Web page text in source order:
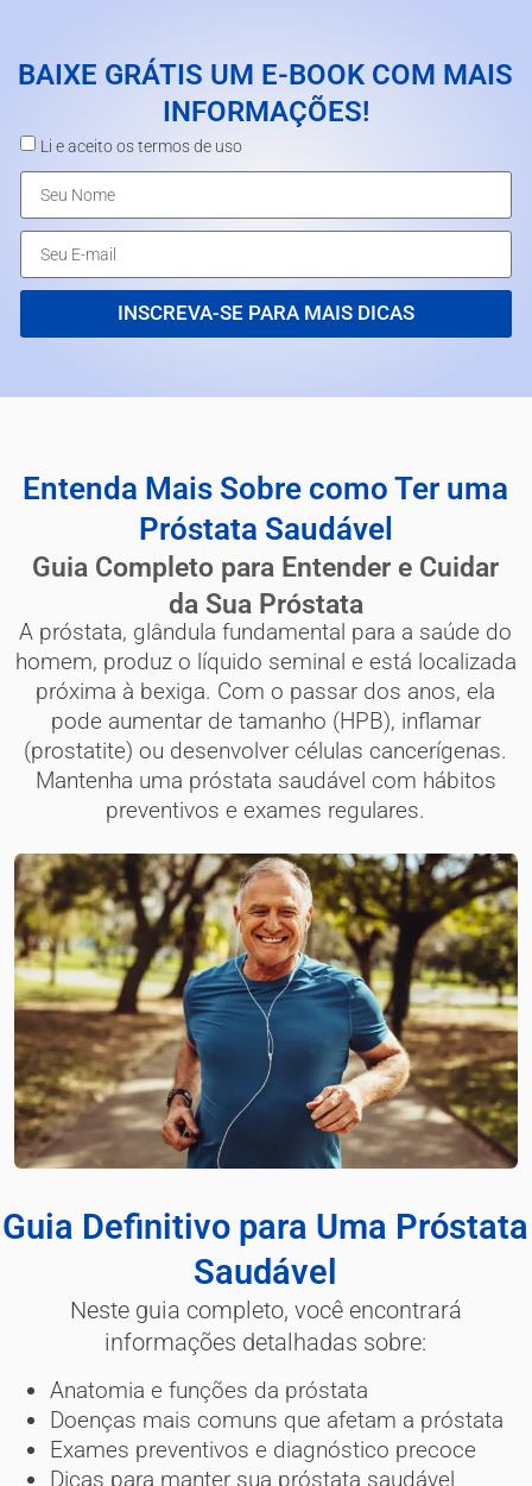
BAIXE GRÁTIS UM E-BOOK COM MAIS
INFORMAÇÕES!
Li e aceito os termos de uso
INSCREVA-SE PARA MAIS DICAS
Entenda Mais Sobre como Ter uma
Próstata Saudável
Guia Completo para Entender e Cuidar
da Sua Próstata
A próstata, glândula fundamental para a saúde do
homem, produz o líquido seminal e está localizada
próxima à bexiga. Com o passar dos anos, ela
pode aumentar de tamanho (HPB), inflamar
(prostatite) ou desenvolver células cancerígenas.
Mantenha uma próstata saudável com hábitos
preventivos e exames regulares.
Guia Definitivo para Uma Próstata
Saudável
Neste guia completo, você encontrará
informações detalhadas sobre:
Anatomia e funções da próstata
Doenças mais comuns que afetam a próstata
Exames preventivos e diagnóstico precoce
Dicas para manter sua próstata saudável